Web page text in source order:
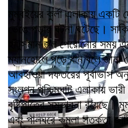
মুম্বইয়ের কুর্লা এলাকায়
ভেঙে পড়ার ঘটনা ঘটেছে।
হাঁটুসমান জল পেরোনোর সময়
ম্যানহোলে পড়ে যান বলে জানা
আবহাওয়া দফতরের পূর্বাভাস
সংলগ্ন পশ্চিমঘাট এলাকায়
বৃষ্টিপাতের সম্ভাবনা রয়েছে।
এবং পালঘরে কমলা সতর্কতা